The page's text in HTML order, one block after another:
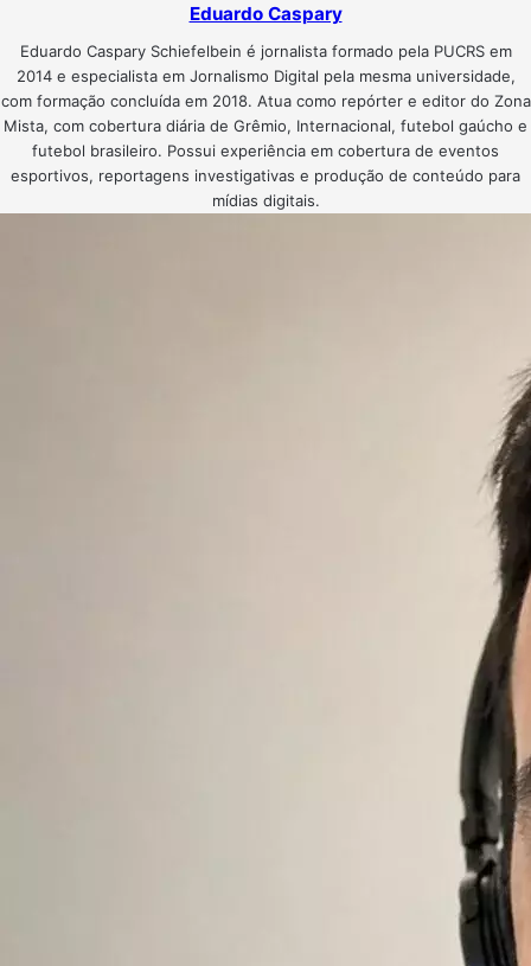
Eduardo Caspary
Eduardo Caspary Schiefelbein é jornalista formado pela PUCRS em
2014 e especialista em Jornalismo Digital pela mesma universidade,
com formação concluída em 2018. Atua como repórter e editor do Zona
Mista, com cobertura diária de Grêmio, Internacional, futebol gaúcho e
futebol brasileiro. Possui experiência em cobertura de eventos
esportivos, reportagens investigativas e produção de conteúdo para
mídias digitais.